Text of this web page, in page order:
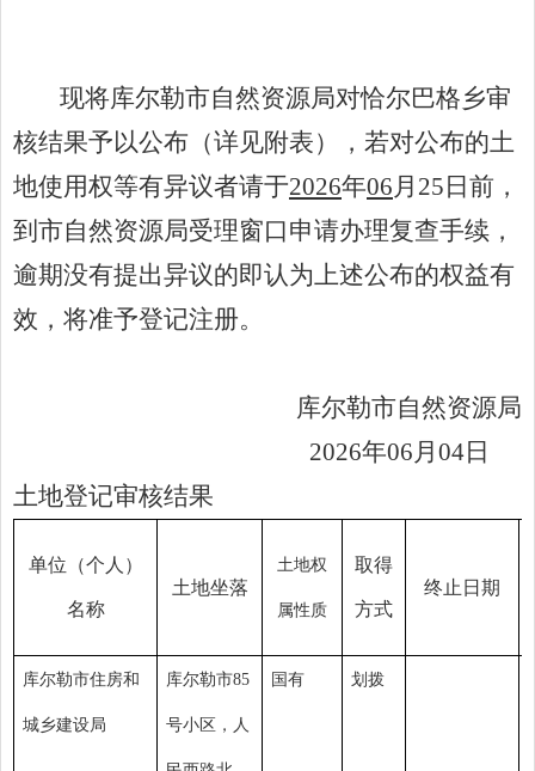
现将库尔勒市自然资源局对恰尔巴格乡审
核结果予以公布（详见附表），若对公布的土
地使用权等有异议者请于2026年06 月 25 日前，
到市自然资源局受理窗口申请办理复查手续，
逾期没有提出异议的即认为上述公布的权益有
效，将准予登记注册。
库尔勒市自然资源局
2026年06 月04日
土地登记审核结果
单位（个人）
名称
土地坐落
土地权
属性质
取得
方式
终止日期
库尔勒市住房和
城乡建设局
库尔勒市85
号小区，人
国有 划拨